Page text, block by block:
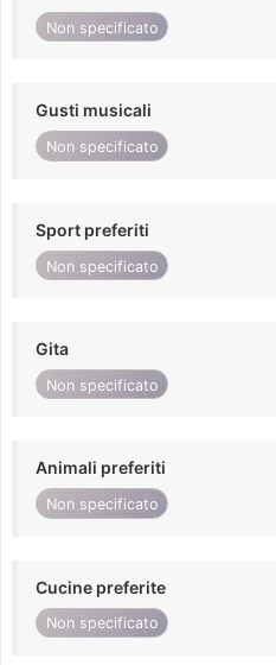
Non specificato
Gusti musicali
Non specificato
Sport preferiti
Non specificato
Gita
Non specificato
Animali preferiti
Non specificato
Cucine preferite
Non specificato